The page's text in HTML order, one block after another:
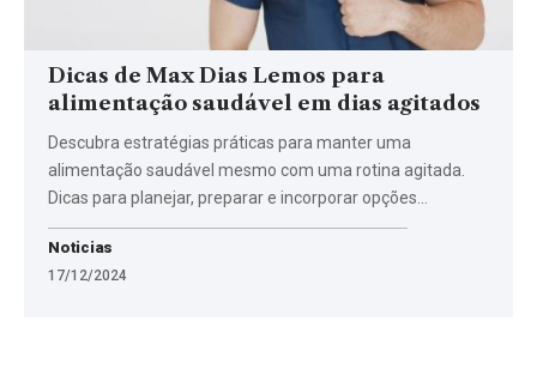
Dicas de Max Dias Lemos para
alimentação saudável em dias agitados
Descubra estratégias práticas para manter uma
alimentação saudável mesmo com uma rotina agitada.
Dicas para planejar, preparar e incorporar opções…
Noticias
17/12/2024